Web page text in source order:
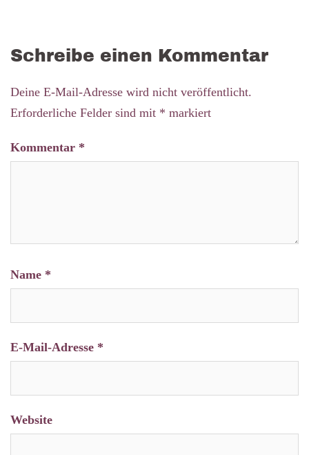
Schreibe einen Kommentar
Deine E-Mail-Adresse wird nicht veröffentlicht.
Erforderliche Felder sind mit * markiert
Kommentar *
Name *
E-Mail-Adresse *
Website